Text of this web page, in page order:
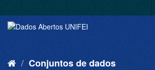
Conjuntos de dados